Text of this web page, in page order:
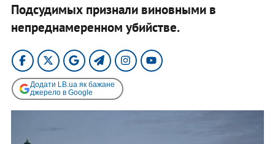
Подсудимых признали виновными в
непреднамеренном убийстве.
Додати LB.ua як бажане
джерело в Google